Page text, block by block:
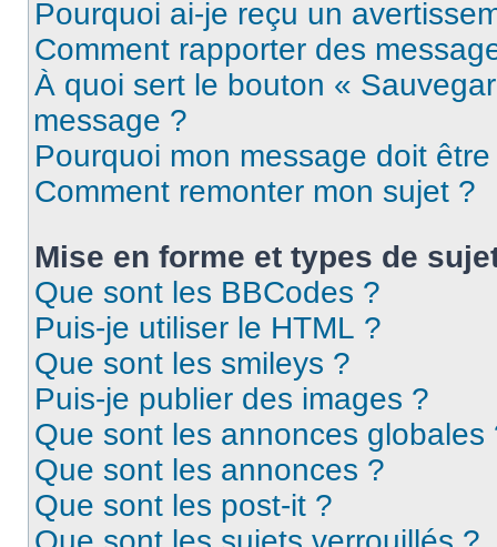
Pourquoi ai-je reçu un
Comment rapporter des
À quoi sert le bouton «
message ?
Pourquoi mon message doit
Comment remonter mon sujet ?
Mise en forme et types de
Que sont les BBCodes ?
Puis-je utiliser le HTML ?
Que sont les smileys ?
Puis-je publier des images ?
Que sont les annonces globales
Que sont les annonces ?
Que sont les post-it ?